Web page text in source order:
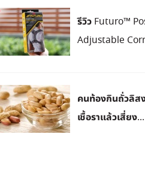
รีวิว Futuro™
Adjustable
คนท้องกินถั่วลิส
เชื้อราแล้วเสี่ยง...